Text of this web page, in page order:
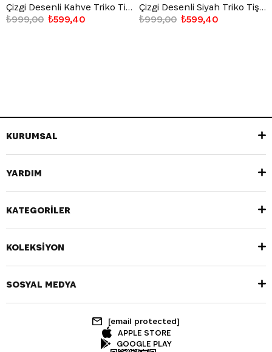
Çizgi Desenli Kahve Triko Tişört
₺599,40
₺999,00
Çizgi Desenli Siyah Triko Tişört
₺599,40
₺999,00
KURUMSAL
YARDIM
KATEGORİLER
KOLEKSİYON
SOSYAL MEDYA
[email protected]
APPLE STORE
GOOGLE PLAY